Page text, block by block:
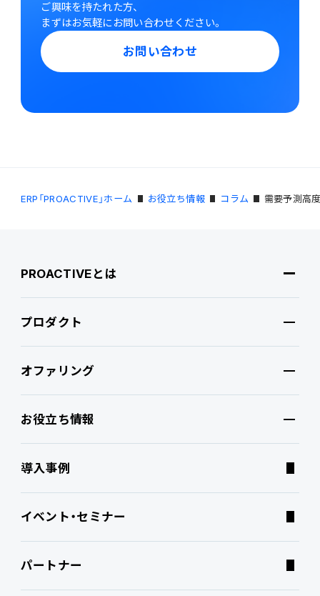
ご興味を持たれた方、
まずはお気軽にお問い合わせください。
お問い合わせ
ERP「PROACTIVE」ホーム お役立ち情報 コラム 需要予測高
PROACTIVEとは
PROACTIVEとは
特長・選ばれる理由
ブランドコア
PROACTIVE AI
ATWILL Platform
プロダクト
プロダクト
機能
Fit to Standard
Best Practice
連携ソリューション
オファリング
オファリング
業務特化型オファリング
業界特化型オファリング
経営課題別オファリング
お役立ち情報
お役立ち情報
資料ダウンロード
よくあるご質問
導入事例
イベント・セミナー
パートナー